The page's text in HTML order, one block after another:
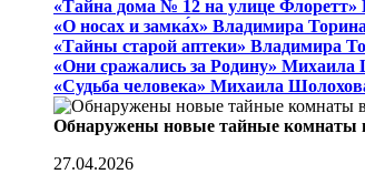
«Тайна дома № 12 на улице Флоретт»
«О носах и замка́х» Владимира
«Тайны старой аптеки» Владимира
«Они сражались за Родину» Михаила
«Судьба человека» Михаила
Обнаружены новые тайные комнаты
27.04.2026